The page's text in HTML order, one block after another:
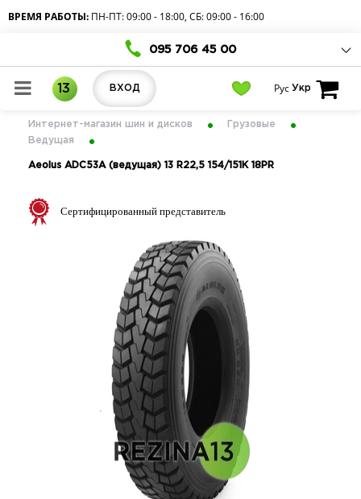
ВРЕМЯ РАБОТЫ: ПН-ПТ: 09:00 - 18:00, СБ: 09:00 - 16:00
095 706 45 00
13 ВХОД Рус Укр
Интернет-магазин шин и дисков
Грузовые
Ведущая
Aeolus ADC53A (ведущая) 13 R22,5 154/151K 18PR
Сертифицированный представитель